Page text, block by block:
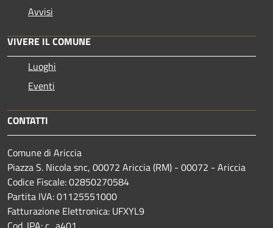
Avvisi
VIVERE IL COMUNE
Luoghi
Eventi
CONTATTI
Comune di Ariccia
Piazza S. Nicola snc, 00072 Ariccia (RM) - 00072 - Ariccia
Codice Fiscale: 02850270584
Partita IVA: 01125551000
Fatturazione Elettronica: UFXYL9